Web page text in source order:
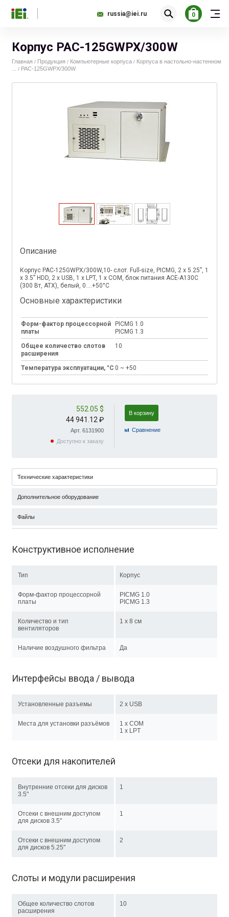
russia@iei.ru 0
Корпус PAC-125GWPX/300W
Главная / Продукция / Компьютерные корпуса / Корпуса в настольно-настенном
/ PAC-125GWPX/300W
Описание
Корпус PAC-125GWPX/300W,10- слот. Full-size, PICMG, 2 x 5.25”, 1
x 3.5” HDD, 2 x USB, 1 x LPT, 1 x COM, блок питания ACE-A130С
(300 Вт, ATX), белый, 0....+50°C
Основные характеристики
Форм-фактор процессорной
платы
PICMG 1.0
PICMG 1.3
Общее количество слотов
расширения
10
Температура эксплуатации, °C 0 ~ +50
552.05 $
44 941.12 ₽
Арт. 6131900
Доступно к заказу
В корзину
Cравнение
Технические характеристики
Дополнительное оборудование
Файлы
Конструктивное исполнение
Тип Корпус
Форм-фактор процессорной
платы
PICMG 1.0
PICMG 1.3
Количество и тип
вентиляторов
1 x 8 см
Наличие воздушного фильтра Да
Интерфейсы ввода / вывода
Установленные разъемы 2 x USB
Места для установки разъёмов
1 x COM
1 x LPT
Отсеки для накопителей
Внутренние отсеки для дисков
3.5"
1
Отсеки с внешним доступом
для дисков 3.5"
1
Отсеки с внешним доступом
для дисков 5.25"
2
Слоты и модули расширения
Общее количество слотов
расширения
10